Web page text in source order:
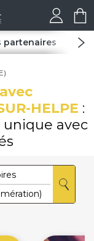
partenaires Spas
HELPE :
avec